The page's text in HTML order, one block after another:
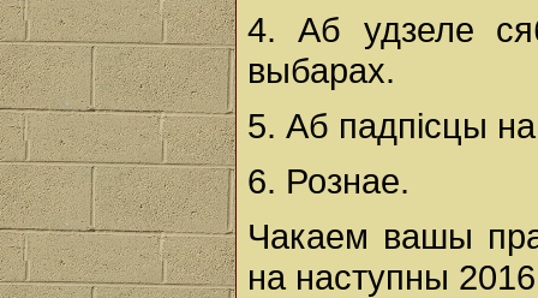
4. Аб удзеле
выбарах.
5. Аб падпісцы
6. Рознае.
Чакаем вашы
на наступны